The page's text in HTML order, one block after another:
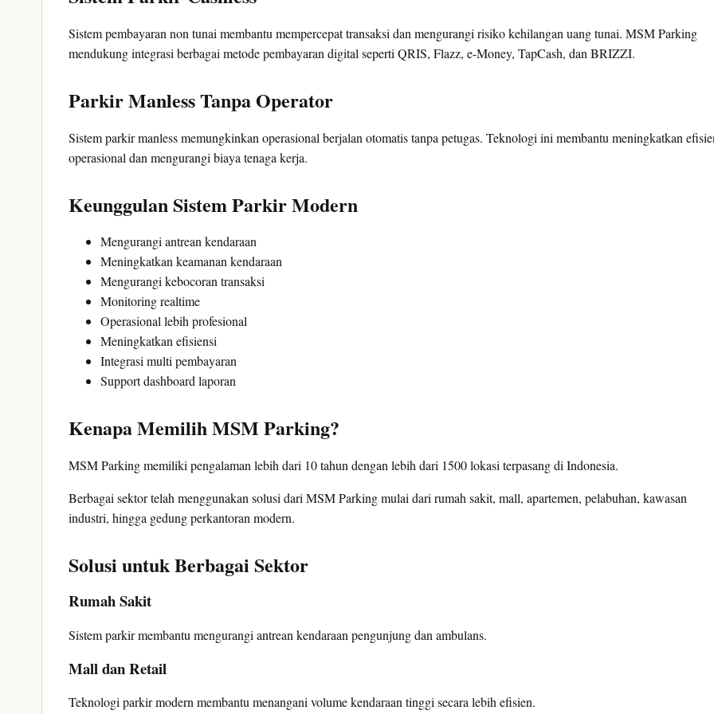
Sistem pembayaran non tunai membantu mempercepat transaksi dan mengurangi risiko kehilangan uang tunai. MSM Parking
mendukung integrasi berbagai metode pembayaran digital seperti QRIS, Flazz, e-Money, TapCash, dan BRIZZI.
Parkir Manless Tanpa Operator
Sistem parkir manless memungkinkan operasional berjalan otomatis tanpa petugas. Teknologi ini membantu meningkatkan
operasional dan mengurangi biaya tenaga kerja.
Keunggulan Sistem Parkir Modern
Mengurangi antrean kendaraan
Meningkatkan keamanan kendaraan
Mengurangi kebocoran transaksi
Monitoring realtime
Operasional lebih profesional
Meningkatkan efisiensi
Integrasi multi pembayaran
Support dashboard laporan
Kenapa Memilih MSM Parking?
MSM Parking memiliki pengalaman lebih dari 10 tahun dengan lebih dari 1500 lokasi terpasang di Indonesia.
Berbagai sektor telah menggunakan solusi dari MSM Parking mulai dari rumah sakit, mall, apartemen, pelabuhan, kawasan
industri, hingga gedung perkantoran modern.
Solusi untuk Berbagai Sektor
Rumah Sakit
Sistem parkir membantu mengurangi antrean kendaraan pengunjung dan ambulans.
Mall dan Retail
Teknologi parkir modern membantu menangani volume kendaraan tinggi secara lebih efisien.